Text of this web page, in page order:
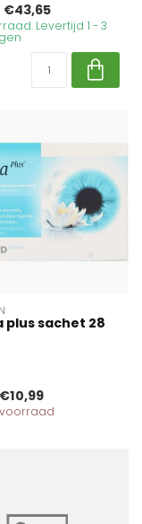
€43,65
Levertijd 1 - 3
plus sachet 28
€10,99